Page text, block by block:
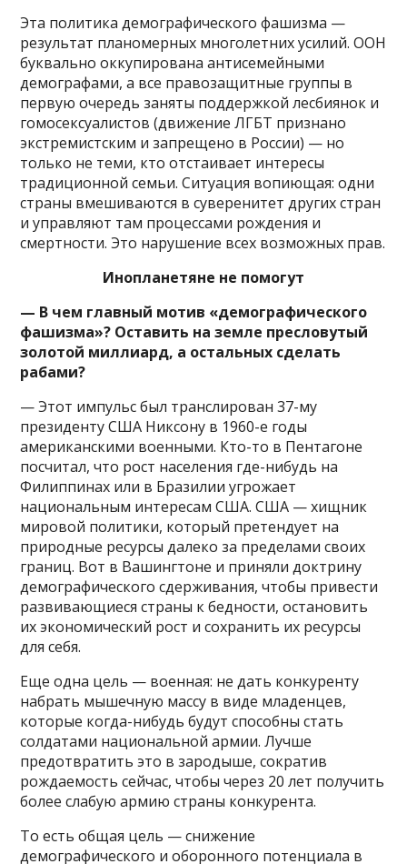
Эта политика демографического фашизма —
результат планомерных многолетних усилий. ООН
буквально оккупирована антисемейными
демографами, а все правозащитные группы в
первую очередь заняты поддержкой лесбиянок и
гомосексуалистов (движение ЛГБТ признано
экстремистским и запрещено в России) — но
только не теми, кто отстаивает интересы
традиционной семьи. Ситуация вопиющая: одни
страны вмешиваются в суверенитет других стран
и управляют там процессами рождения и
смертности. Это нарушение всех возможных прав.
Инопланетяне не помогут
— В чем главный мотив «демографического
фашизма»? Оставить на земле пресловутый
золотой миллиард, а остальных сделать
рабами?
— Этот импульс был транслирован 37-му
президенту США Никсону в 1960-е годы
американскими военными. Кто-то в Пентагоне
посчитал, что рост населения где-нибудь на
Филиппинах или в Бразилии угрожает
национальным интересам США. США — хищник
мировой политики, который претендует на
природные ресурсы далеко за пределами своих
границ. Вот в Вашингтоне и приняли доктрину
демографического сдерживания, чтобы привести
развивающиеся страны к бедности, остановить
их экономический рост и сохранить их ресурсы
для себя.
Еще одна цель — военная: не дать конкуренту
набрать мышечную массу в виде младенцев,
которые когда-нибудь будут способны стать
солдатами национальной армии. Лучше
предотвратить это в зародыше, сократив
рождаемость сейчас, чтобы через 20 лет получить
более слабую армию страны конкурента.
То есть общая цель — снижение
демографического и оборонного потенциала в